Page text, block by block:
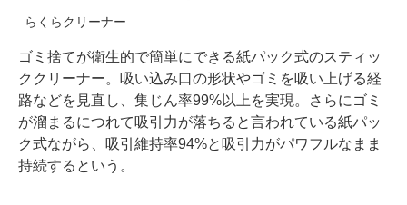
らくらクリーナー
ゴミ捨てが衛生的で簡単にできる紙パック式のスティッ
ククリーナー。吸い込み口の形状やゴミを吸い上げる経
路などを見直し、集じん率99%以上を実現。さらにゴミ
が溜まるにつれて吸引力が落ちると言われている紙パッ
ク式ながら、吸引維持率94%と吸引力がパワフルなまま
持続するという。